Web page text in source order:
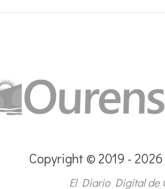
Copyright © 2019 -
El Diario Digital de